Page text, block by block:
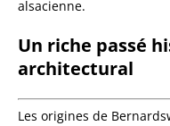
alsacienne.
Un riche passé
architectural
Les origines de